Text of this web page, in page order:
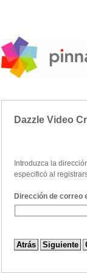
Dazzle Video
Introduzca la
especificó al
Dirección de correo